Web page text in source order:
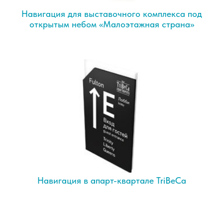
Навигация для выставочного комплекса под
открытым небом «Малоэтажная страна»
Навигация в апарт-квартале TriBeCa